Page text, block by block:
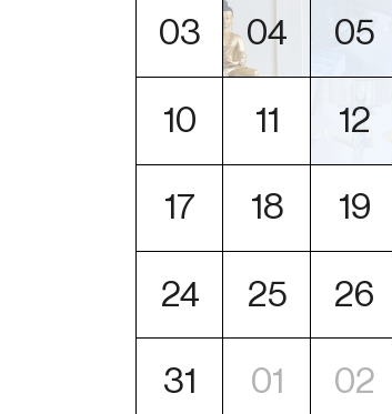
03 04 05
10 11 12
17 18 19
24 25 26
31 01 02